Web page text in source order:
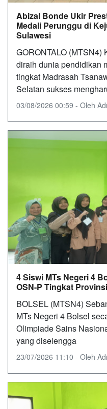
Abizal Bonde Ukir
Medali Perunggu di
Sulawesi
GORONTALO (MTSN4)
diraih dunia pendidikan
tingkat Madrasah
Selatan sukses
03/08/2026 00:59 - Oleh
4 Siswi MTs Negeri 4
OSN-P Tingkat
BOLSEL (MTSN4)
MTs Negeri 4 Bolsel
Olimpiade Sains
yang diselengga
23/07/2026 11:10 - Oleh